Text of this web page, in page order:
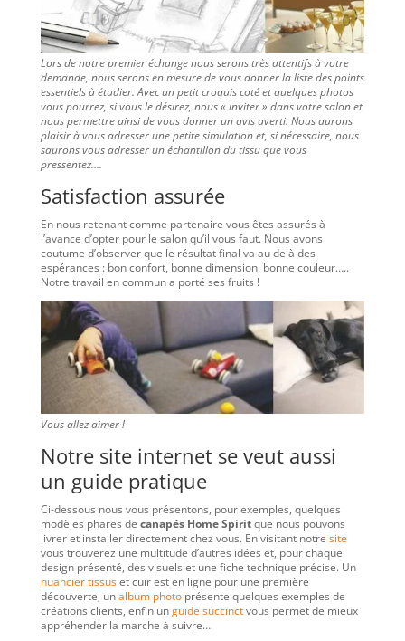
Lors de notre premier échange nous serons très attentifs à votre
demande, nous serons en mesure de vous donner la liste des points
essentiels à étudier. Avec un petit croquis coté et quelques photos
vous pourrez, si vous le désirez, nous « inviter » dans votre salon et
nous permettre ainsi de vous donner un avis averti. Nous aurons
plaisir à vous adresser une petite simulation et, si nécessaire, nous
saurons vous adresser un échantillon du tissu que vous
pressentez….
Satisfaction assurée
En nous retenant comme partenaire vous êtes assurés à
l’avance d’opter pour le salon qu’il vous faut. Nous avons
coutume d’observer que le résultat final va au delà des
espérances : bon confort, bonne dimension, bonne couleur…..
Notre travail en commun a porté ses fruits !
Vous allez aimer !
Notre site internet se veut aussi
un guide pratique
Ci-dessous nous vous présentons, pour exemples, quelques
modèles phares de canapés Home Spiritque nous pouvons
livrer et installer directement chez vous. En visitant notre site
vous trouverez une multitude d’autres idées et, pour chaque
design présenté, des visuels et une fiche technique précise. Un
nuancier tissuset cuir est en ligne pour une première
découverte, unalbum photoprésente quelques exemples de
créations clients, enfin unguide succinctvous permet de mieux
appréhender la marche à suivre…